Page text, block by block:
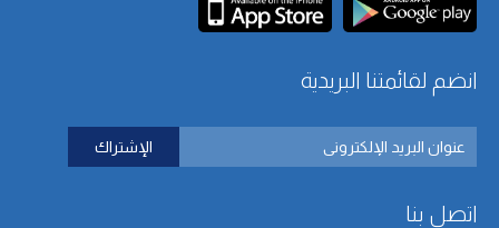
انضم لقائمتنا البريدية
اتصل بنا